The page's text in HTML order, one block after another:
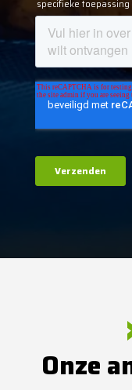
Onze